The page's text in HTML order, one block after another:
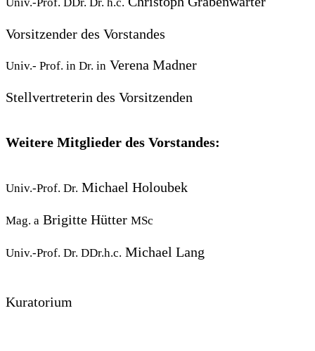
Vorsitzender des Vorstandes
Univ.- Prof. in Dr. in Verena Madner
Stellvertreterin des Vorsitzenden
Weitere Mitglieder des Vorstandes:
Univ.-Prof. Dr. Michael Holoubek
Mag. a Brigitte Hütter MSc
Univ.-Prof. Dr. DDr.h.c. Michael Lang
Kuratorium